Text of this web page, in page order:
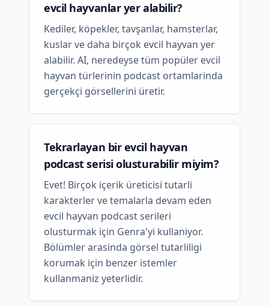
evcil hayvanlar yer alabilir?
Kediler, köpekler, tavşanlar, hamsterlar,
kuslar ve daha birçok evcil hayvan yer
alabilir. AI, neredeyse tüm popüler evcil
hayvan türlerinin podcast ortamlarinda
gerçekçi görsellerini üretir.
Tekrarlayan bir evcil hayvan
podcast serisi olusturabilir miyim?
Evet! Birçok içerik üreticisi tutarli
karakterler ve temalarla devam eden
evcil hayvan podcast serileri
olusturmak için Genra'yi kullaniyor.
Bölümler arasinda görsel tutarliligi
korumak için benzer istemler
kullanmaniz yeterlidir.